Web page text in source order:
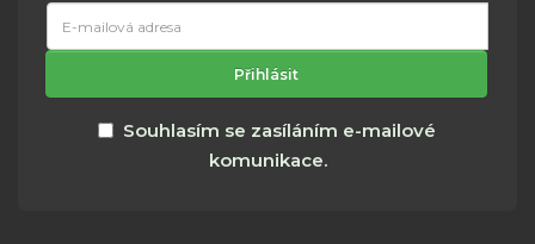
mailová
adresa
Přihlásit
Souhlasím se zasíláním e-mailové
komunikace.